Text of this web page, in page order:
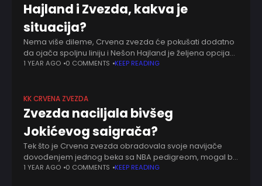
Hajland i Zvezda, kakva je
situacija?
Nema više dileme, Crvena zvezda će pokušati dodatno
da ojača spoljnu liniju i Nešon Hajland je željena opcija
za to. Juče smo preneli informaciju da je američki bek
1 YEAR AGO 0 COMMENTS KEEP READING
KK CRVENA ZVEZDA
Zvezda naciljala bivšeg
Jokićevog saigrača?
Tek što je Crvena zvezda obradovala svoje navijače
dovođenjem jednog beka sa NBA pedigreom, mogal bi
da dovede i drugog. Sveže promovisanom Devonteu
1 YEAR AGO 0 COMMENTS KEEP READING